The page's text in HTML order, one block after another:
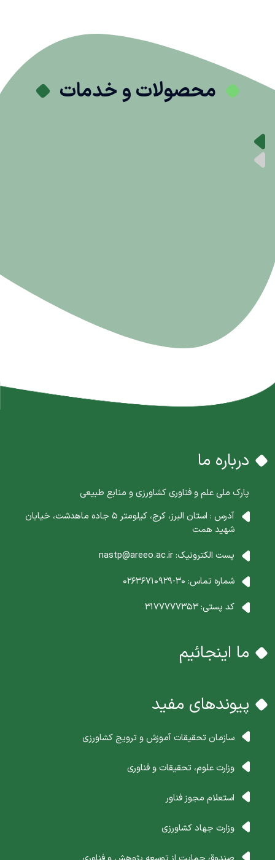
محصولات و خدمات
درباره ما
پارک ملی علم و فناوری کشاورزی و منابع طبیعی
آدرس : استان البرز، کرج، کیلومتر 5 جاده ماهدشت، خیابان
شهید همت
پست الکترونیک:nastp@areeo.ac.ir
شماره تماس: 30-02636710929
کد پستی:3177777353
ما اینجائیم
پیوندهای مفید
سازمان تحقیقات آموزش و ترویج کشاورزی
وزارت علوم، تحقیقات و فناوری
استعلام مجوز فناور
وزارت جهاد کشاورزی